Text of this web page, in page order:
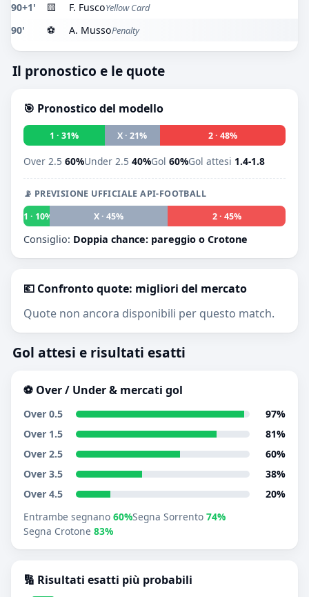
90+1' 🟨 F. FuscoYellow Card
90' ⚽ A. MussoPenalty
Il pronostico e le quote
🎯 Pronostico del modello
1 · 31% X · 21% 2 · 48%
Over 2.5 60%Under 2.5 40%Gol 60%Gol attesi 1.4-1.8
📡 PREVISIONE UFFICIALE API-FOOTBALL
1 · 10%
X · 45% 2 · 45%
Consiglio: Doppia chance: pareggio o Crotone
💶 Confronto quote: migliori del mercato
Quote non ancora disponibili per questo match.
Gol attesi e risultati esatti
⚽ Over / Under & mercati gol
Over 0.5
97%
Over 1.5
81%
Over 2.5
60%
Over 3.5
38%
Over 4.5
20%
Entrambe segnano 60%Segna Sorrento 74%
Segna Crotone 83%
🔢 Risultati esatti più probabili